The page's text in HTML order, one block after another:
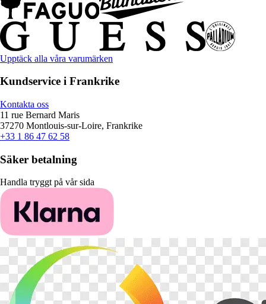
Upptäck alla våra varumärken
Kundservice i Frankrike
Kontakta oss
11 rue Bernard Maris
37270 Montlouis-sur-Loire, Frankrike
+33 1 86 47 62 58
Säker betalning
Handla tryggt på vår sida